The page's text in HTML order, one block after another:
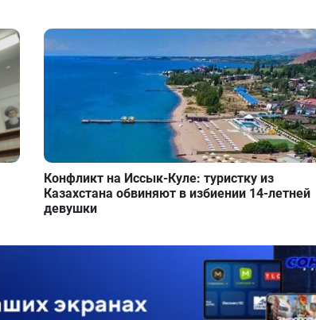
Конфликт на Иссык-Куле: туристку из
Казахстана обвиняют в избиении 14-летней
девушки